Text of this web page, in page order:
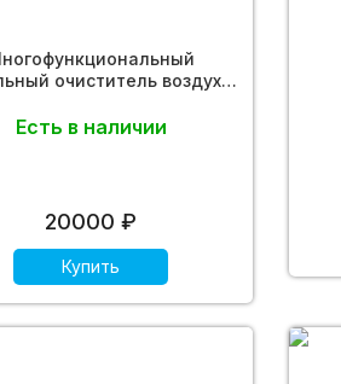
очиститель воздуха
Есть в наличии
20000 ₽
Купить